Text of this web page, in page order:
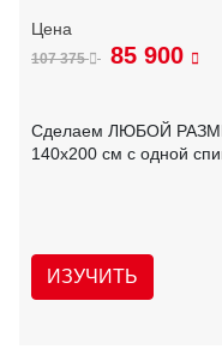
107 375 85 900
Сделаем ЛЮБОЙ
140х200 см с одной
ИЗУЧИТЬ